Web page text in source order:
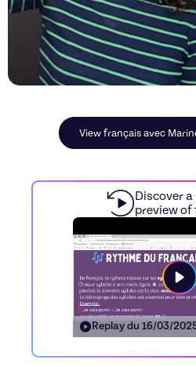
View français avec
Discover a
preview of
Replay du 16/03/